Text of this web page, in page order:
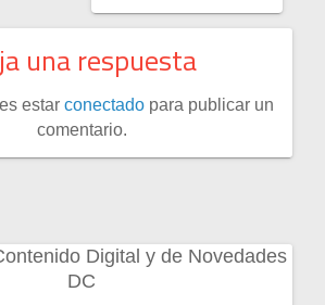
una respuesta
estar conectadopara publicar un
comentario.
Digital y de Novedades
DC